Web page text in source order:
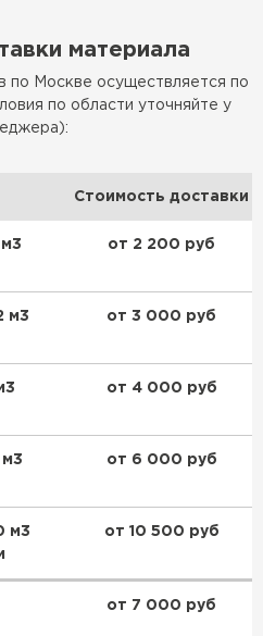
материала
по Москве осуществляется по
по области уточняйте у
Стоимость доставки
от 2 200 руб
м3
от 3 000 руб
от 4 000 руб
от 6 000 руб
м3
от 10 500 руб
от 7 000 руб
песчаная черепица